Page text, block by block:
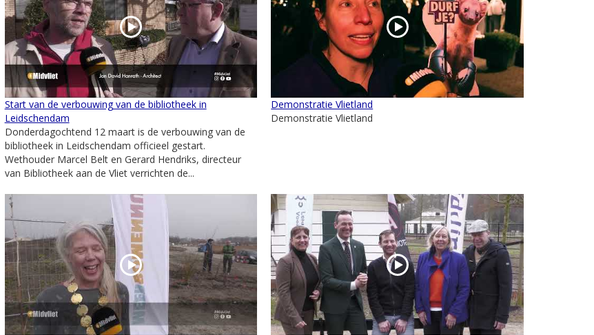
Start van de verbouwing van de bibliotheek in
Leidschendam
Donderdagochtend 12 maart is de verbouwing van de
bibliotheek in Leidschendam officieel gestart.
Wethouder Marcel Belt en Gerard Hendriks, directeur
van Bibliotheek aan de Vliet verrichten de...
Demonstratie Vlietland
Demonstratie Vlietland